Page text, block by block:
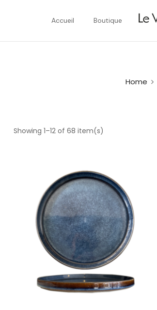
Accueil Boutique
Home
Showing 1–12 of 68 item(s)